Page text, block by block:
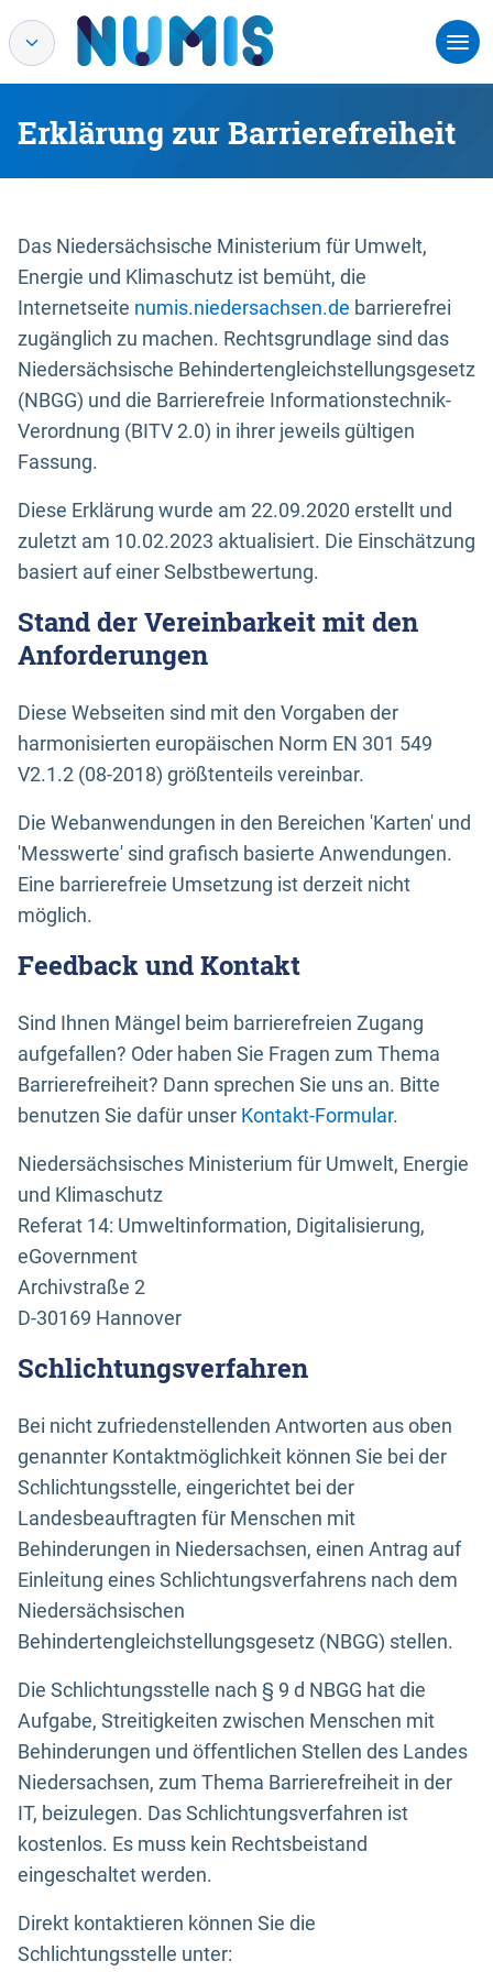
Erklärung zur Barrierefreiheit
Das Niedersächsische Ministerium für Umwelt,
Energie und Klimaschutz ist bemüht, die
Internetseite numis.niedersachsen.de barrierefrei
zugänglich zu machen. Rechtsgrundlage sind das
Niedersächsische Behindertengleichstellungsgesetz
(NBGG) und die Barrierefreie Informationstechnik-
Verordnung (BITV 2.0) in ihrer jeweils gültigen
Fassung.
Diese Erklärung wurde am 22.09.2020 erstellt und
zuletzt am 10.02.2023 aktualisiert. Die Einschätzung
basiert auf einer Selbstbewertung.
Stand der Vereinbarkeit mit den
Anforderungen
Diese Webseiten sind mit den Vorgaben der
harmonisierten europäischen Norm EN 301 549
V2.1.2 (08-2018) größtenteils vereinbar.
Die Webanwendungen in den Bereichen 'Karten' und
'Messwerte' sind grafisch basierte Anwendungen.
Eine barrierefreie Umsetzung ist derzeit nicht
möglich.
Feedback und Kontakt
Sind Ihnen Mängel beim barrierefreien Zugang
aufgefallen? Oder haben Sie Fragen zum Thema
Barrierefreiheit? Dann sprechen Sie uns an. Bitte
benutzen Sie dafür unser Kontakt-Formular.
Niedersächsisches Ministerium für Umwelt, Energie
und Klimaschutz
Referat 14: Umweltinformation, Digitalisierung,
eGovernment
Archivstraße 2
D-30169 Hannover
Schlichtungsverfahren
Bei nicht zufriedenstellenden Antworten aus oben
genannter Kontaktmöglichkeit können Sie bei der
Schlichtungsstelle, eingerichtet bei der
Landesbeauftragten für Menschen mit
Behinderungen in Niedersachsen, einen Antrag auf
Einleitung eines Schlichtungsverfahrens nach dem
Niedersächsischen
Behindertengleichstellungsgesetz (NBGG) stellen.
Die Schlichtungsstelle nach § 9 d NBGG hat die
Aufgabe, Streitigkeiten zwischen Menschen mit
Behinderungen und öffentlichen Stellen des Landes
Niedersachsen, zum Thema Barrierefreiheit in der
IT, beizulegen. Das Schlichtungsverfahren ist
kostenlos. Es muss kein Rechtsbeistand
eingeschaltet werden.
Direkt kontaktieren können Sie die
Schlichtungsstelle unter: